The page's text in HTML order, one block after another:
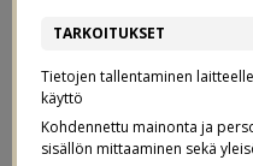
TARKOITUKSET
Tietojen tallentaminen
käyttö
Kohdennettu mainonta ja
sisällön mittaaminen sekä